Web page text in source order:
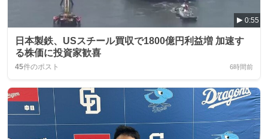
0:55
日本製鉄、USスチール買収で1800億円利益増 加速す
る株価に投資家歓喜
45件のポスト 6時間前